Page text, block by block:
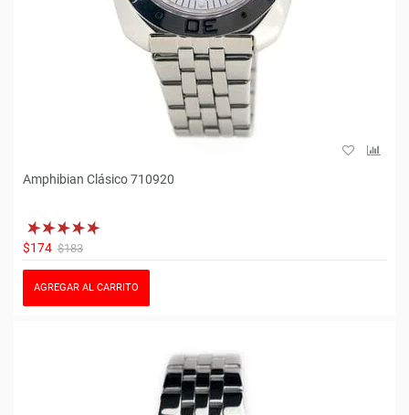
Amphibian Clásico 710920
$174 $183
AGREGAR AL CARRITO